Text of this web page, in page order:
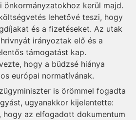
önkormányzatokhoz kerül majd.
lehetővé teszi, hogy
és a fizetéseket. Az utak
irányoztak elő és a
támogatást kap.
hogy a büdzsé hiánya
európai normatívának.
is örömmel fogadta
ugyanakkor kijelentette:
hogy az elfogadott dokumentum